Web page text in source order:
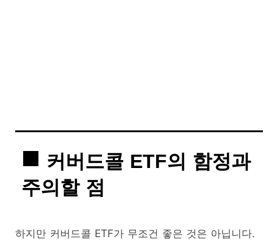
커버드콜 ETF의 함정과
주의할 점
하지만 커버드콜 ETF가 무조건 좋은 것은 아닙니다.